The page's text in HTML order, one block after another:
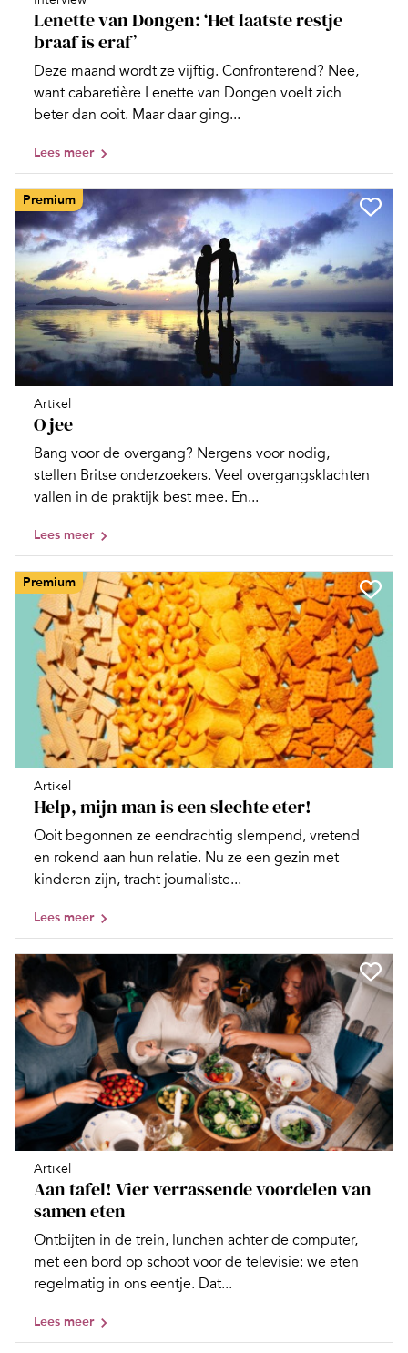
Lenette van Dongen: ‘Het laatste restje
braaf is eraf’
Deze maand wordt ze vijftig. Confronterend? Nee,
want cabaretière Lenette van Dongen voelt zich
beter dan ooit. Maar daar ging...
Lees meer
Premium
Artikel
O jee
Bang voor de overgang? Nergens voor nodig,
stellen Britse onderzoekers. Veel overgangsklachten
vallen in de praktijk best mee. En...
Lees meer
Premium
Artikel
Help, mijn man is een slechte eter!
Ooit begonnen ze eendrachtig slempend, vretend
en rokend aan hun relatie. Nu ze een gezin met
kinderen zijn, tracht journaliste...
Lees meer
Artikel
Aan tafel! Vier verrassende voordelen van
samen eten
Ontbijten in de trein, lunchen achter de computer,
met een bord op schoot voor de televisie: we eten
regelmatig in ons eentje. Dat...
Lees meer